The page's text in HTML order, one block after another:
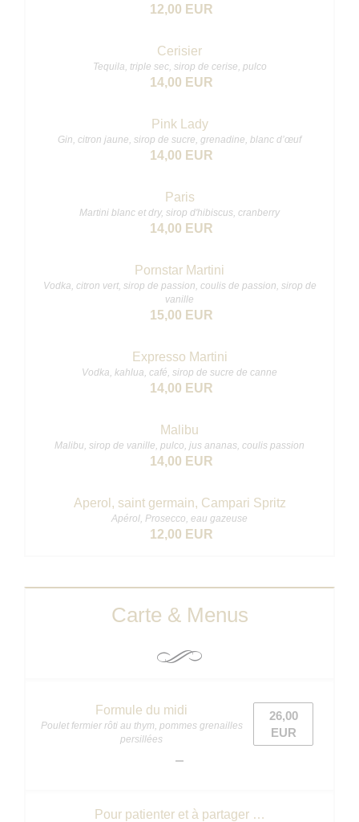
12,00 EUR
Cerisier
Tequila, triple sec, sirop de cerise, pulco
14,00 EUR
Pink Lady
Gin, citron jaune, sirop de sucre, grenadine, blanc d’œuf
14,00 EUR
Paris
Martini blanc et dry, sirop d'hibiscus, cranberry
14,00 EUR
Pornstar Martini
Vodka, citron vert, sirop de passion, coulis de passion, sirop de
vanille
15,00 EUR
Expresso Martini
Vodka, kahlua, café, sirop de sucre de canne
14,00 EUR
Malibu
Malibu, sirop de vanille, pulco, jus ananas, coulis passion
14,00 EUR
Aperol, saint germain, Campari Spritz
Apérol, Prosecco, eau gazeuse
12,00 EUR
Carte & Menus
Formule du midi
Poulet fermier rôti au thym, pommes grenailles
persillées
26,00
EUR
Pour patienter et à partager …